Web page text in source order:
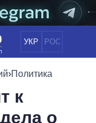
УКР РОС
›Политика
к
о